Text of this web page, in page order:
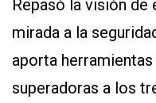
Repasó la visión de
mirada a la
aporta
superadoras a los